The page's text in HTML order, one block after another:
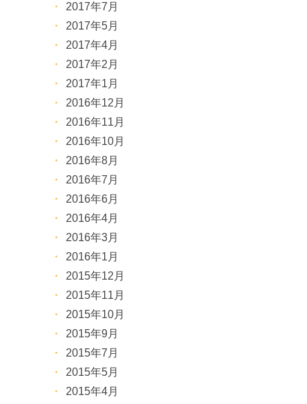
2017年7月
2017年5月
2017年4月
2017年2月
2017年1月
2016年12月
2016年11月
2016年10月
2016年8月
2016年7月
2016年6月
2016年4月
2016年3月
2016年1月
2015年12月
2015年11月
2015年10月
2015年9月
2015年7月
2015年5月
2015年4月